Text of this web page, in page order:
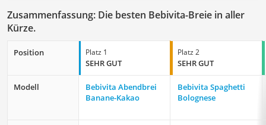
Zusammenfassung: Die besten Bebivita-Breie in aller
Kürze.
Position Platz 1
SEHR GUT
Platz 2
SEHR GUT
Modell
Bebivita Abendbrei
Banane-Kakao
Bebivita Spaghetti
Bolognese